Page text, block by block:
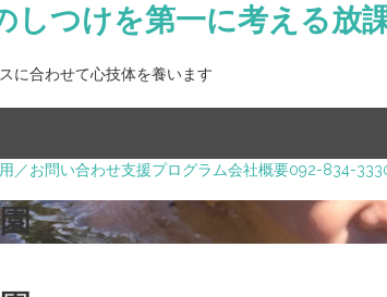
しつけを第一に考える放
に合わせて心技体を養います
／お問い合わせ支援プログラム会社概要092-834-